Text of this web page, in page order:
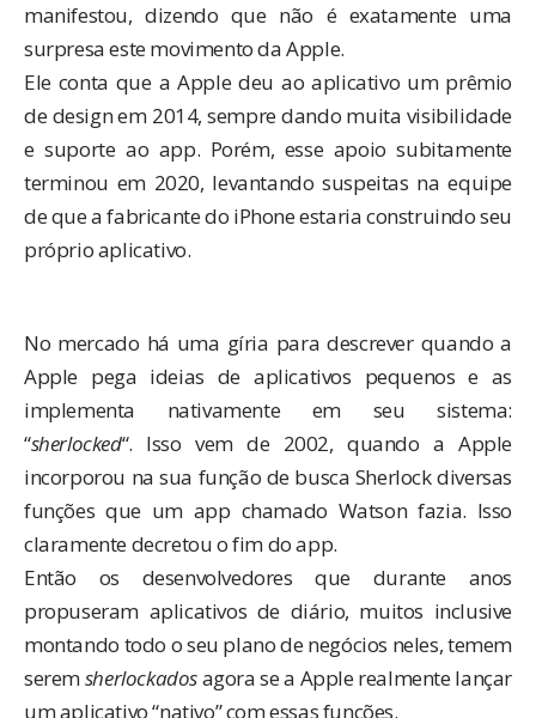
manifestou, dizendo que não é exatamente uma
surpresa este movimento da Apple.
Ele conta que a Apple deu ao aplicativo um prêmio
de design em 2014, sempre dando muita visibilidade
e suporte ao app. Porém, esse apoio subitamente
terminou em 2020, levantando suspeitas na equipe
de que a fabricante do iPhone estaria construindo seu
próprio aplicativo.
No mercado há uma gíria para descrever quando a
Apple pega ideias de aplicativos pequenos e as
implementa nativamente em seu sistema:
“sherlocked“. Isso vem de 2002, quando a Apple
incorporou na sua função de busca Sherlock diversas
funções que um app chamado Watson fazia. Isso
claramente decretou o fim do app.
Então os desenvolvedores que durante anos
propuseram aplicativos de diário, muitos inclusive
montando todo o seu plano de negócios neles, temem
seremsherlockadosagora se a Apple realmente lançar
um aplicativo “nativo” com essas funções.